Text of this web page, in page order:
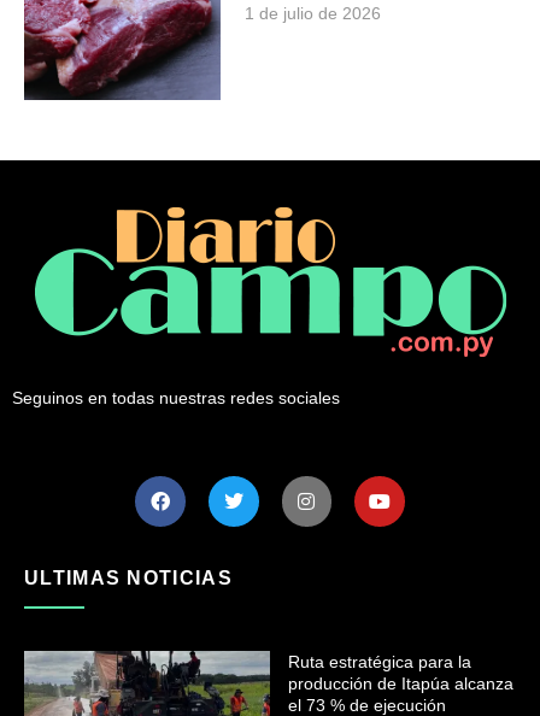
1 de julio de 2026
Seguinos en todas nuestras redes sociales
ULTIMAS NOTICIAS
Ruta estratégica para la
producción de Itapúa alcanza
el 73 % de ejecución